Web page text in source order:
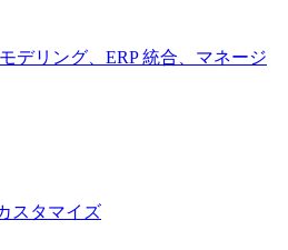
デリング、ERP 統合、マネージ
スタマイズ